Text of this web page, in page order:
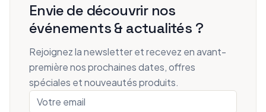
Envie de découvrir nos
événements & actualités ?
Rejoignez la newsletter et recevez en avant-
première nos prochaines dates, offres
spéciales et nouveautés produits.